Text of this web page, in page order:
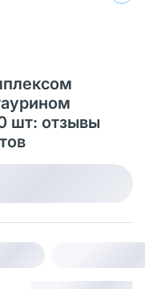
шт: отзывы